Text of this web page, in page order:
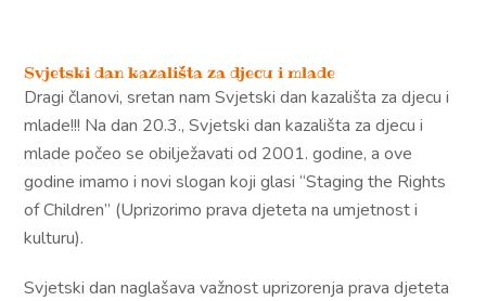
Svjetski dan kazališta za djecu i mlade
Dragi članovi, sretan nam Svjetski dan kazališta za djecu i
mlade!!! Na dan 20.3., Svjetski dan kazališta za djecu i
mlade počeo se obilježavati od 2001. godine, a ove
godine imamo i novi slogan koji glasi “Staging the Rights
of Children” (Uprizorimo prava djeteta na umjetnost i
kulturu).
Svjetski dan naglašava važnost uprizorenja prava djeteta